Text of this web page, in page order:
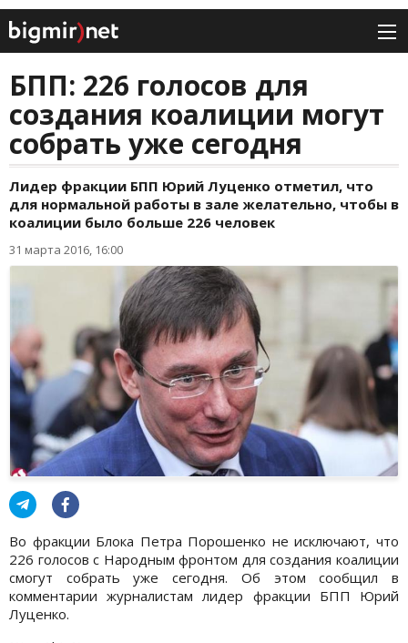
БПП: 226 голосов для
создания коалиции могут
собрать уже сегодня
Лидер фракции БПП Юрий Луценко отметил, что
для нормальной работы в зале желательно, чтобы в
коалиции было больше 226 человек
31 марта 2016, 16:00
Во фракции Блока Петра Порошенко не исключают, что
226 голосов с Народным фронтом для создания коалиции
смогут собрать уже сегодня. Об этом сообщил в
комментарии журналистам лидер фракции БПП Юрий
Луценко.